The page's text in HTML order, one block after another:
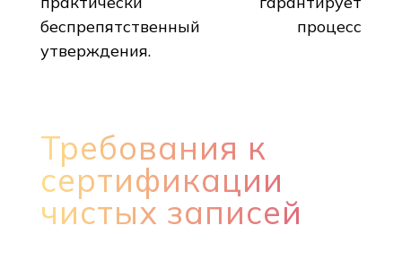
беспрепятственный процесс
утверждения.
Требования к
сертификации
чистых записей